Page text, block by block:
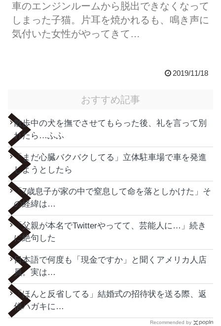
車のエンジンルームから脱出できなくなって
しまった子猫。片耳を焼かれるも、鳴き声に
気付いた女性がやってきて…
2019/11/18
おすすめ記事
散歩中の犬を撫でさせてもらった後、礼を言って別
れたら…ふふ
「まだ心臓バクバクしてる」立体駐車場で車を発進
しようとしたら
「7歳息子が家の中で窒息して命を落としかけた」そ
の経緯は…
「父親が本名でTwitterやってて、芸能人に…」続き
に絶句した
日本語で何度も「現金ですか」と聞くアメリカ人店
員。実は…
「ほんと反省してる」結婚式の招待状を送る際、返
信ハガキに…
Recommended by